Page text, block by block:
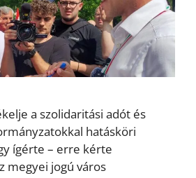
a szolidaritási adót és
hatásköri
ígérte – erre kérte
megyei jogú város